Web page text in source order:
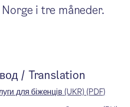
i tre måneder.
/ Translation
для біженців (UKR) (PDF)